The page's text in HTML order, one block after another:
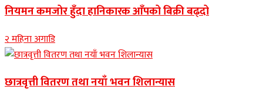
नियमन कमजोर हुँदा हानिकारक आँपको बिक्री बढ्दो
२ महिना अगाडि
छात्रवृत्ती वितरण तथा नयाँ भवन शिलान्यास